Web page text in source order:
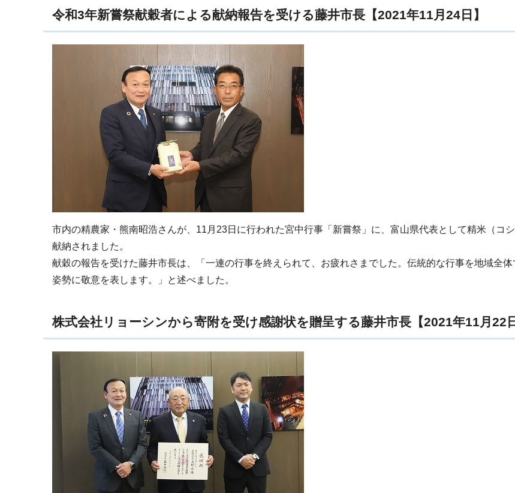
令和3年新嘗祭献穀者による献納報告を受ける藤井市長【2021年11月24日】
市内の精農家・熊南昭浩さんが、11月23日に行われた宮中行事「新嘗祭」に、富山県代表として精米（コ
献納されました。
献穀の報告を受けた藤井市長は、「一連の行事を終えられて、お疲れさまでした。伝統的な行事を地域全体
姿勢に敬意を表します。」と述べました。
株式会社リョーシンから寄附を受け感謝状を贈呈する藤井市長【2021年11月22日